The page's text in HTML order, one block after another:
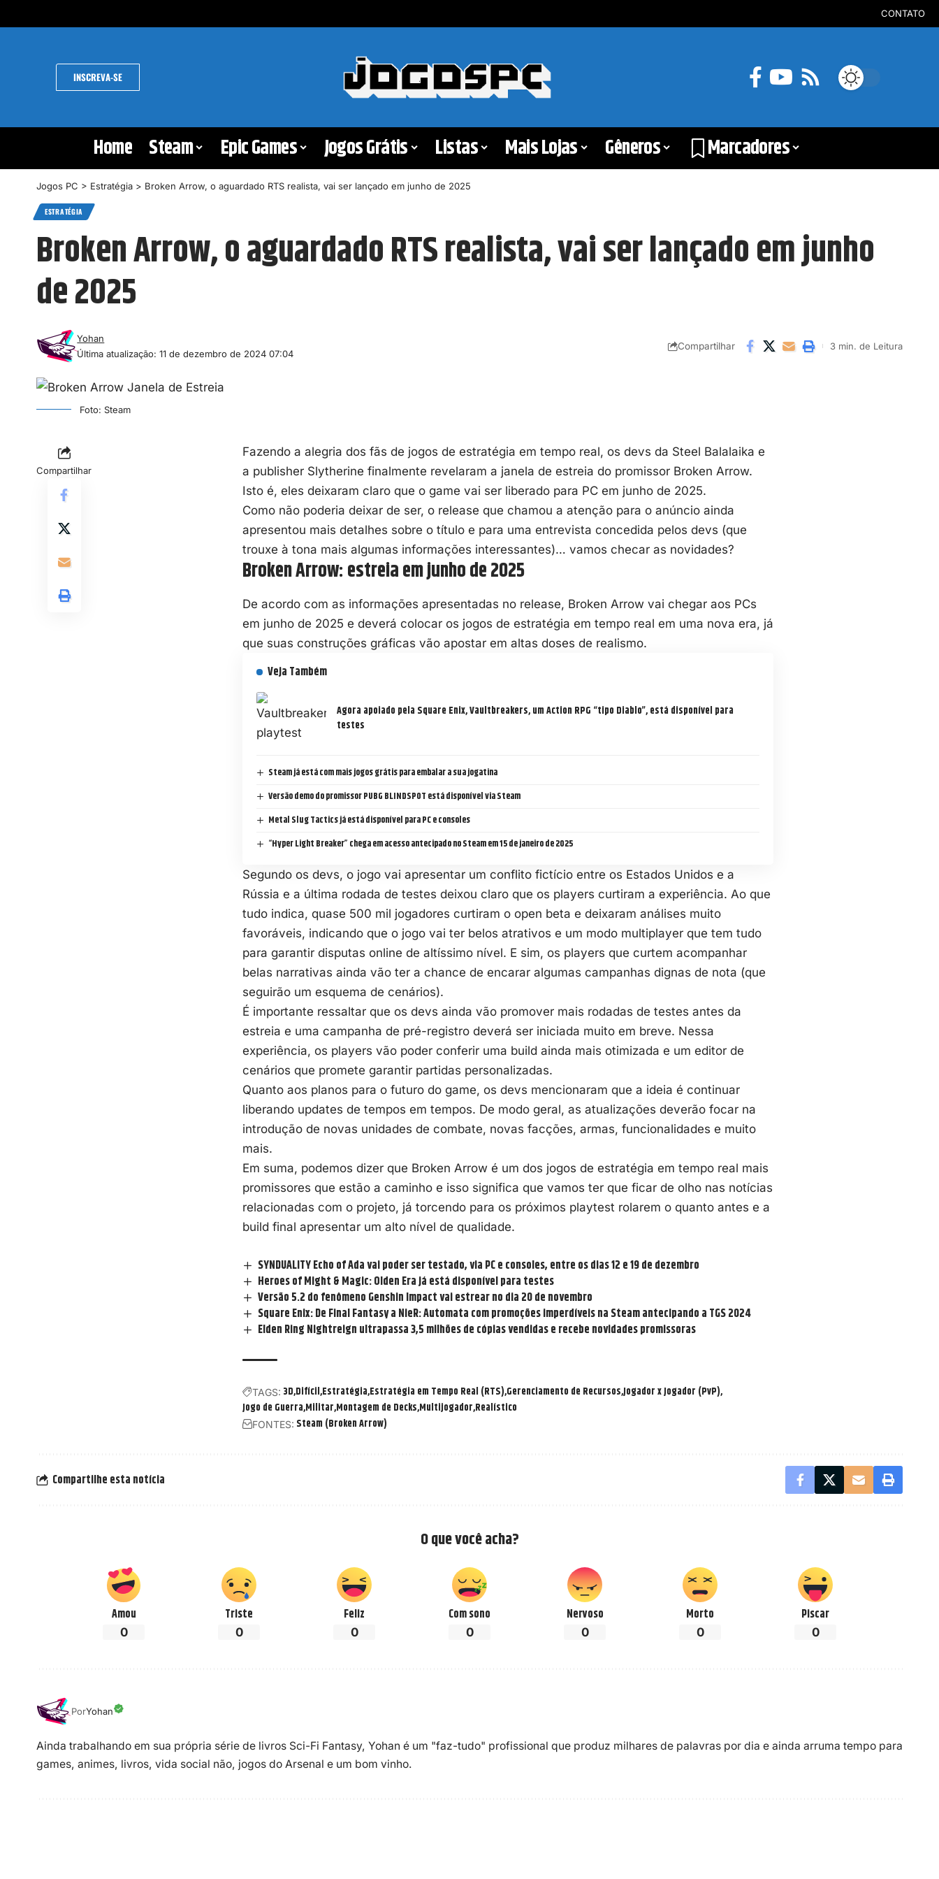
CONTATO
INSCREVA-SE
Home Steam Epic Games Jogos Grátis Listas Mais Lojas Gêneros Marcadores
Jogos PC > Estratégia > Broken Arrow, o aguardado RTS realista, vai ser lançado em junho de 2025
ESTRATÉGIA
Broken Arrow, o aguardado RTS realista, vai ser lançado em junho
de 2025
Última atualização: 11 de dezembro de 2024 07:04
Yohan
Compartilhar 3 min. de Leitura
Foto: Steam
Compartilhar
Fazendo a alegria dos fãs de jogos de estratégia em tempo real, os devs da Steel Balalaika e
a publisher Slytherine finalmente revelaram a janela de estreia do promissor Broken Arrow.
Isto é, eles deixaram claro que o game vai ser liberado para PC em junho de 2025.
Como não poderia deixar de ser, o release que chamou a atenção para o anúncio ainda
apresentou mais detalhes sobre o título e para uma entrevista concedida pelos devs (que
trouxe à tona mais algumas informações interessantes)… vamos checar as novidades?
Broken Arrow: estreia em junho de 2025
De acordo com as informações apresentadas no release, Broken Arrow vai chegar aos PCs
em junho de 2025 e deverá colocar os jogos de estratégia em tempo real em uma nova era, já
que suas construções gráficas vão apostar em altas doses de realismo.
Veja Também
Agora apoiado pela Square Enix, Vaultbreakers, um Action RPG “tipo Diablo”, está disponível para
testes
Steam já está com mais jogos grátis para embalar a sua jogatina
Versão demo do promissor PUBG BLINDSPOT está disponível via Steam
Metal Slug Tactics já está disponível para PC e consoles
“Hyper Light Breaker” chega em acesso antecipado no Steam em 15 de janeiro de 2025
Segundo os devs, o jogo vai apresentar um conflito fictício entre os Estados Unidos e a
Rússia e a última rodada de testes deixou claro que os players curtiram a experiência. Ao que
tudo indica, quase 500 mil jogadores curtiram o open beta e deixaram análises muito
favoráveis, indicando que o jogo vai ter belos atrativos e um modo multiplayer que tem tudo
para garantir disputas online de altíssimo nível. E sim, os players que curtem acompanhar
belas narrativas ainda vão ter a chance de encarar algumas campanhas dignas de nota (que
seguirão um esquema de cenários).
É importante ressaltar que os devs ainda vão promover mais rodadas de testes antes da
estreia e uma campanha de pré-registro deverá ser iniciada muito em breve. Nessa
experiência, os players vão poder conferir uma build ainda mais otimizada e um editor de
cenários que promete garantir partidas personalizadas.
Quanto aos planos para o futuro do game, os devs mencionaram que a ideia é continuar
liberando updates de tempos em tempos. De modo geral, as atualizações deverão focar na
introdução de novas unidades de combate, novas facções, armas, funcionalidades e muito
mais.
Em suma, podemos dizer que Broken Arrow é um dos jogos de estratégia em tempo real mais
promissores que estão a caminho e isso significa que vamos ter que ficar de olho nas notícias
relacionadas com o projeto, já torcendo para os próximos playtest rolarem o quanto antes e a
build final apresentar um alto nível de qualidade.
SYNDUALITY Echo of Ada vai poder ser testado, via PC e consoles, entre os dias 12 e 19 de dezembro
Heroes of Might & Magic: Olden Era já está disponível para testes
Versão 5.2 do fenômeno Genshin Impact vai estrear no dia 20 de novembro
Square Enix: De Final Fantasy a NieR: Automata com promoções imperdíveis na Steam antecipando a TGS 2024
Elden Ring Nightreign ultrapassa 3,5 milhões de cópias vendidas e recebe novidades promissoras
TAGS: 3DDifícilEstratégiaEstratégia em Tempo Real (RTS)Gerenciamento de RecursosJogador x Jogador (PvP)
Jogo de GuerraMilitarMontagem de DecksMultijogadorRealístico
FONTES: Steam (Broken Arrow)
Compartilhe esta notícia
O que você acha?
Amou
0
Triste
0
Feliz
0
Com sono
0
Nervoso
0
Morto
0
Piscar
0
PorYohan
Ainda trabalhando em sua própria série de livros Sci-Fi Fantasy, Yohan é um "faz-tudo" profissional que produz milhares de palavras por dia e ainda arruma tempo para
games, animes, livros, vida social não, jogos do Arsenal e um bom vinho.